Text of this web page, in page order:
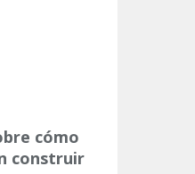
cómo
construir